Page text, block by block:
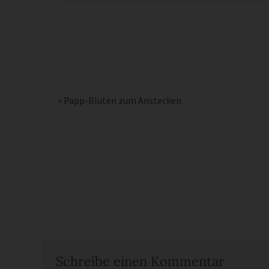
« Papp-Blüten zum Anstecken
Schreibe einen Kommentar